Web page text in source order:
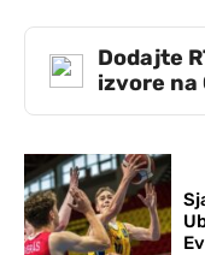
Dodajte
izvore na